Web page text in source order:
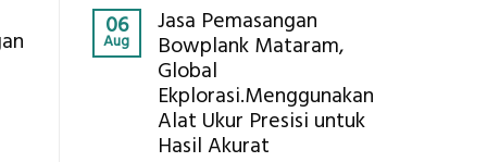
Cooler
Berbasis
Pertanian,
ini
Komponen,
06
Aug
Jasa Pemasangan
Bowplank Mataram,
Global
Ekplorasi.Menggunakan
Alat Ukur Presisi untuk
Hasil Akurat